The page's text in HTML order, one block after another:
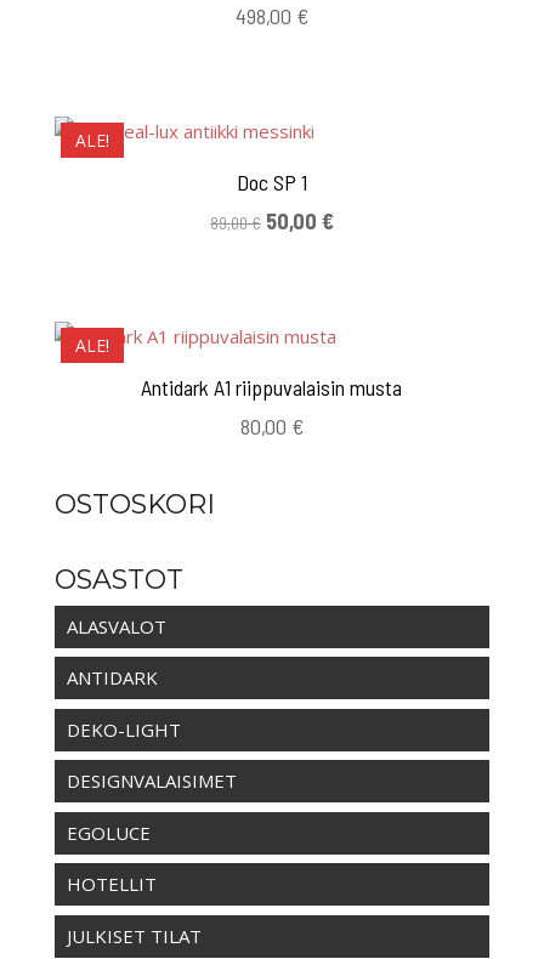
498,00 €
ALE!
Doc SP 1
89,00€ Alkuperäinen
50,00 €Nykyinen
ALE!
Antidark A1 riippuvalaisin musta
80,00 €
OSTOSKORI
OSASTOT
ALASVALOT
ANTIDARK
DEKO-LIGHT
DESIGNVALAISIMET
EGOLUCE
HOTELLIT
JULKISET TILAT